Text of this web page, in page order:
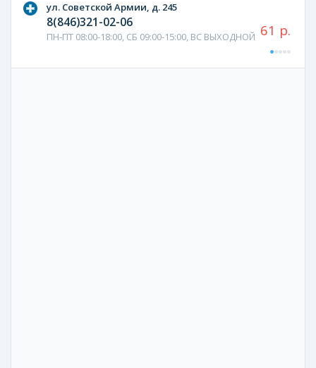
ул. Советской Армии, д. 245
8(846)321-02-06
ПН-ПТ 08:00-18:00, СБ 09:00-15:00, ВС ВЫХОДНОЙ 61 р.